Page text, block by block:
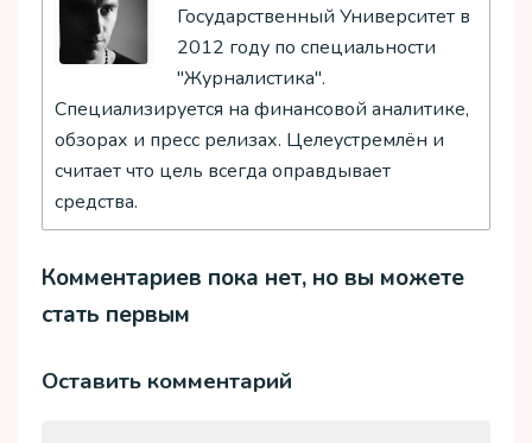
Государственный Университет в
2012 году по специальности
"Журналистика".
Специализируется на финансовой аналитике,
обзорах и пресс релизах. Целеустремлён и
считает что цель всегда оправдывает
средства.
Комментариев пока нет, но вы можете
стать первым
Оставить комментарий